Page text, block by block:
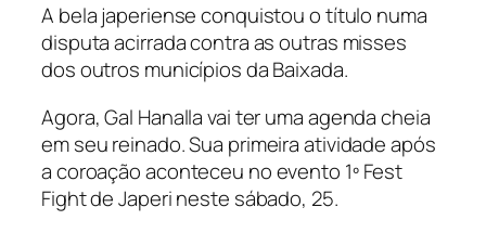
A bela japeriense conquistou o título numa
disputa acirrada contra as outras misses
dos outros municípios da Baixada.
Agora, Gal Hanalla vai ter uma agenda cheia
em seu reinado. Sua primeira atividade após
a coroação aconteceu no evento 1º Fest
Fight de Japeri neste sábado, 25.